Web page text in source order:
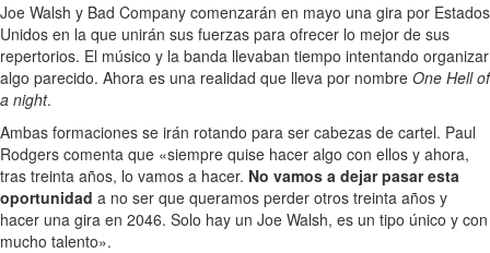
Joe Walsh y Bad Company comenzarán en mayo una gira por Estados
Unidos en la que unirán sus fuerzas para ofrecer lo mejor de sus
repertorios. El músico y la banda llevaban tiempo intentando organizar
algo parecido. Ahora es una realidad que lleva por nombre One Hell of
a night.
Ambas formaciones se irán rotando para ser cabezas de cartel. Paul
Rodgers comenta que «siempre quise hacer algo con ellos y ahora,
tras treinta años, lo vamos a hacer. No vamos a dejar pasar esta
oportunidad a no ser que queramos perder otros treinta años y
hacer una gira en 2046. Solo hay un Joe Walsh, es un tipo único y con
mucho talento».